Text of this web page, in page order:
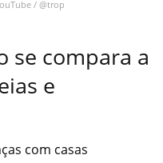
/ @trop
se compara a
e
com casas